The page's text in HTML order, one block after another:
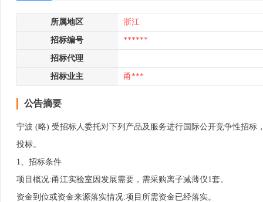
所属地区 浙江
招标编号 ******
招标代理
招标业主 甬***
公告摘要
宁波 (略) 受招标人委托对下列产品及服务进行国际公开竞争性招标
投标。
1、招标条件
项目概况:甬江实验室因发展需要，需采购离子减薄仪1套。
资金到位或资金来源落实情况:项目所需资金已经落实。